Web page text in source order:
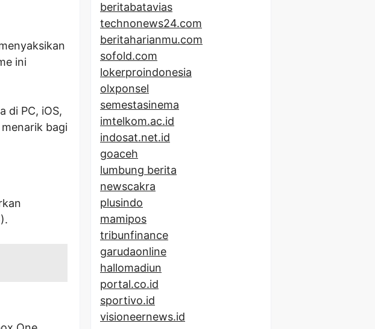
ini
di PC, iOS,
bagi
beritabatavias
technonews24.com
beritaharianmu.com
sofold.com
lokerproindonesia
olxponsel
semestasinema
imtelkom.ac.id
indosat.net.id
goaceh
lumbung berita
newscakra
plusindo
mamipos
tribunfinance
garudaonline
hallomadiun
portal.co.id
sportivo.id
visioneernews.id